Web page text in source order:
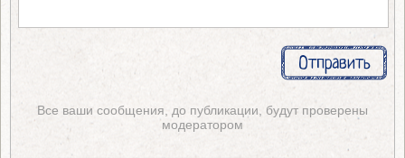
Все ваши сообщения, до публикации, будут проверены
модератором